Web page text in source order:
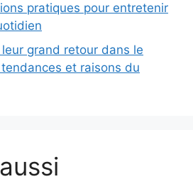
pratiques pour entretenir
grand retour dans le
et raisons du